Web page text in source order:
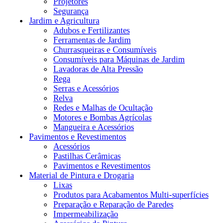
Segurança
Jardim e Agricultura
Adubos e Fertilizantes
Ferramentas de Jardim
Churrasqueiras e Consumíveis
Consumíveis para Máquinas de Jardim
Lavadoras de Alta Pressão
Rega
Serras e Acessórios
Relva
Redes e Malhas de Ocultação
Motores e Bombas Agrícolas
Mangueira e Acessórios
Pavimentos e Revestimentos
Acessórios
Pastilhas Cerâmicas
Pavimentos e Revestimentos
Material de Pintura e Drogaria
Lixas
Produtos para Acabamentos Multi-superfícies
Preparação e Reparação de Paredes
Impermeabilização